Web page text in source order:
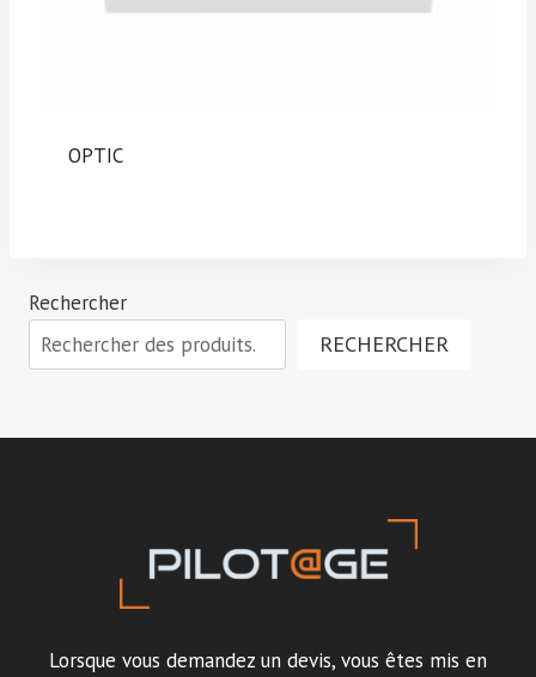
OPTIC
Rechercher
RECHERCHER
Lorsque vous demandez un devis, vous êtes mis en